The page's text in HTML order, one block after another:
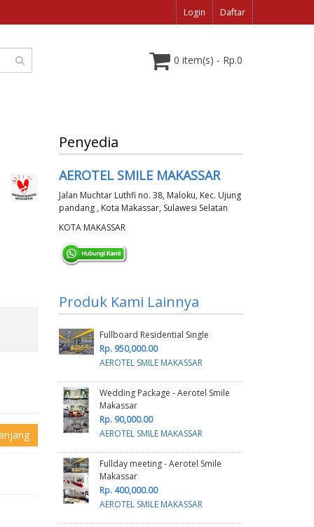
Login Daftar
0 item(s) - Rp.0
Penyedia
AEROTEL SMILE MAKASSAR
Jalan Muchtar Luthfi no. 38, Maloku, Kec. Ujung
pandang , Kota Makassar, Sulawesi Selatan
KOTA MAKASSAR
Produk Kami Lainnya
Fullboard Residential Single
Rp. 950,000.00
AEROTEL SMILE MAKASSAR
Wedding Package - Aerotel Smile
Makassar
Rp. 90,000.00
AEROTEL SMILE MAKASSAR
Fullday meeting - Aerotel Smile
Makassar
Rp. 400,000.00
AEROTEL SMILE MAKASSAR